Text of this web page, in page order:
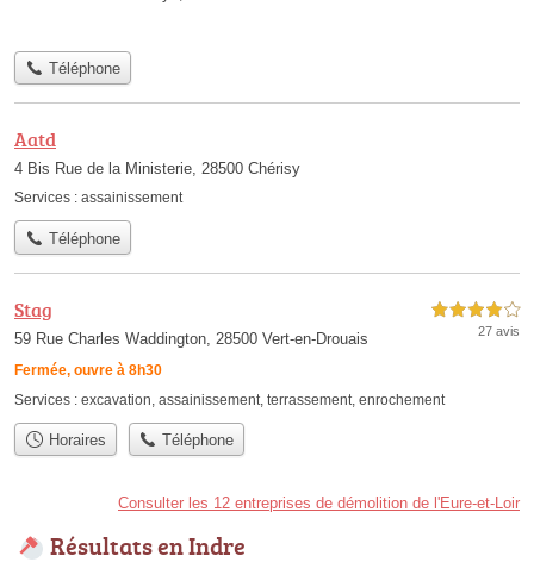
Téléphone
Aatd
4 Bis Rue de la Ministerie, 28500 Chérisy
Services : assainissement
Téléphone
Stag
59 Rue Charles Waddington, 28500 Vert-en-Drouais
Fermée, ouvre à 8h30
4,0 étoiles sur 5
27 avis
Services : excavation assainissement terrassement enrochement
Horaires Téléphone
Consulter les 12 entreprises de démolition de l'Eure-et-Loir
Résultats en Indre